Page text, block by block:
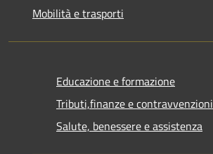
Mobilità e trasporti
Educazione e formazione
Tributi,finanze e contravvenzioni
Salute, benessere e assistenza